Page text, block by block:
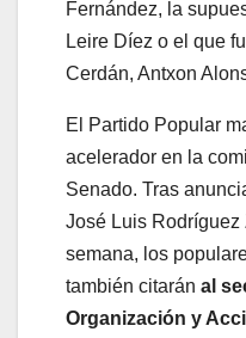
Fernández, la
Leire Díez o el que
Cerdán, Antxon
El Partido Popular
acelerador en la
Senado. Tras
José Luis Rodríguez
semana, los
también citarán al
Organización y